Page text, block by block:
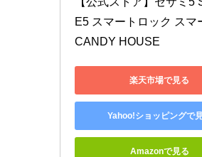
E5 スマートロック スマ
CANDY HOUSE
楽天市場で見る
Yahoo!ショッピングで
Amazonで見る